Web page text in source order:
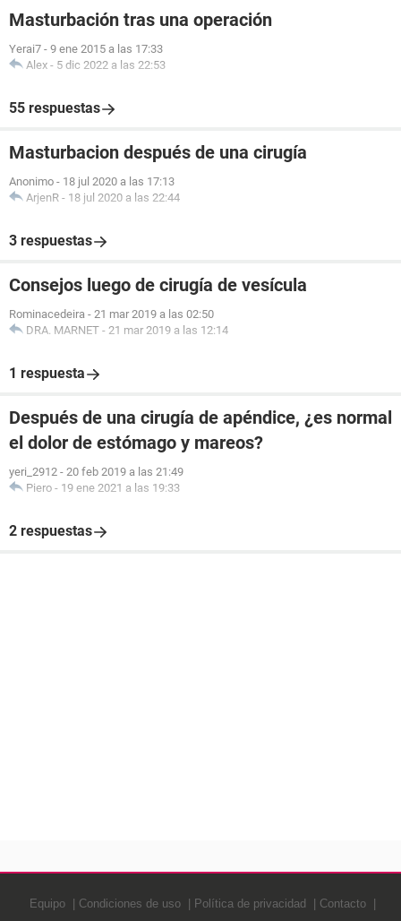
Masturbación tras una operación
Yerai7 - 9 ene 2015 a las 17:33
Alex - 5 dic 2022 a las 22:53
55 respuestas
Masturbacion después de una cirugía
Anonimo - 18 jul 2020 a las 17:13
ArjenR - 18 jul 2020 a las 22:44
3 respuestas
Consejos luego de cirugía de vesícula
Rominacedeira - 21 mar 2019 a las 02:50
DRA. MARNET - 21 mar 2019 a las 12:14
1 respuesta
Después de una cirugía de apéndice, ¿es normal
el dolor de estómago y mareos?
yeri_2912 - 20 feb 2019 a las 21:49
Piero - 19 ene 2021 a las 19:33
2 respuestas
Equipo Condiciones de uso Política de privacidad Contacto